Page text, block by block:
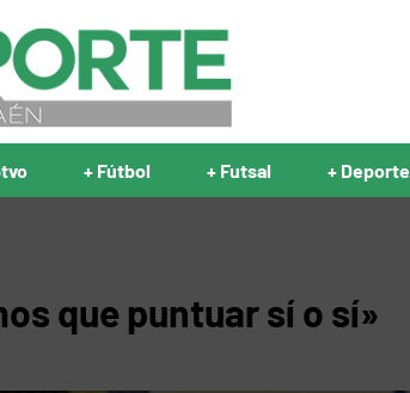
+ Fútbol + Futsal + Deporte
que puntuar sí o sí»